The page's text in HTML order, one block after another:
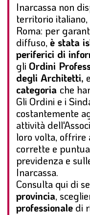
Inarcassa non
territorio italiano,
Roma: per
diffuso, è stata
periferici di
gli Ordini
degli Architetti,
categoria che
Gli Ordini e i
costantemente
attività
loro volta, offrire
corrette e
previdenza e
Inarcassa.
Consulta qui di
provincia,
professionale di